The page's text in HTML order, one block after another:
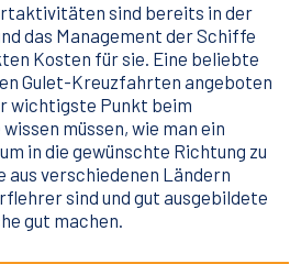
sind bereits in der
das Management der Schiffe
Kosten für sie. Eine beliebte
Gulet-Kreuzfahrten angeboten
wichtigste Punkt beim
müssen, wie man ein
in die gewünschte Richtung zu
aus verschiedenen Ländern
sind und gut ausgebildete
gut machen.